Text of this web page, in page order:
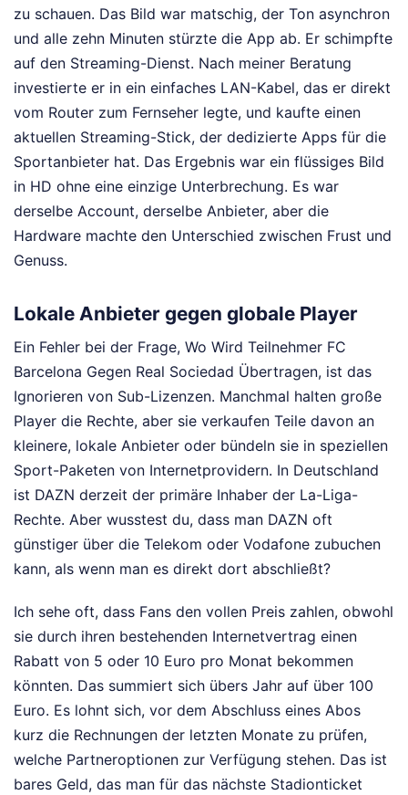
zu schauen. Das Bild war matschig, der Ton asynchron
und alle zehn Minuten stürzte die App ab. Er schimpfte
auf den Streaming-Dienst. Nach meiner Beratung
investierte er in ein einfaches LAN-Kabel, das er direkt
vom Router zum Fernseher legte, und kaufte einen
aktuellen Streaming-Stick, der dedizierte Apps für die
Sportanbieter hat. Das Ergebnis war ein flüssiges Bild
in HD ohne eine einzige Unterbrechung. Es war
derselbe Account, derselbe Anbieter, aber die
Hardware machte den Unterschied zwischen Frust und
Genuss.
Lokale Anbieter gegen globale Player
Ein Fehler bei der Frage, Wo Wird Teilnehmer FC
Barcelona Gegen Real Sociedad Übertragen, ist das
Ignorieren von Sub-Lizenzen. Manchmal halten große
Player die Rechte, aber sie verkaufen Teile davon an
kleinere, lokale Anbieter oder bündeln sie in speziellen
Sport-Paketen von Internetprovidern. In Deutschland
ist DAZN derzeit der primäre Inhaber der La-Liga-
Rechte. Aber wusstest du, dass man DAZN oft
günstiger über die Telekom oder Vodafone zubuchen
kann, als wenn man es direkt dort abschließt?
Ich sehe oft, dass Fans den vollen Preis zahlen, obwohl
sie durch ihren bestehenden Internetvertrag einen
Rabatt von 5 oder 10 Euro pro Monat bekommen
könnten. Das summiert sich übers Jahr auf über 100
Euro. Es lohnt sich, vor dem Abschluss eines Abos
kurz die Rechnungen der letzten Monate zu prüfen,
welche Partneroptionen zur Verfügung stehen. Das ist
bares Geld, das man für das nächste Stadionticket